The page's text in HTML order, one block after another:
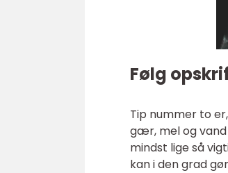
Følg
Tip nummer to
gær, mel og vand
mindst lige så
kan i den grad